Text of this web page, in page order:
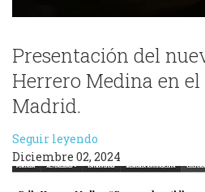
Presentación del
Herrero Medina en el
Madrid.
Seguir leyendo
Diciembre 02, 2024